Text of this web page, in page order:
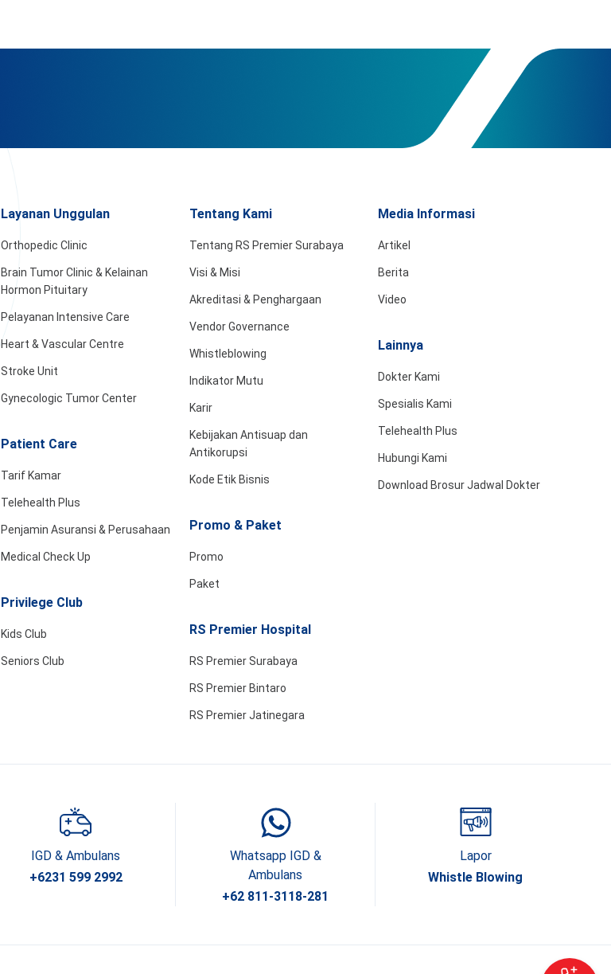
Layanan Unggulan
Orthopedic Clinic
Brain Tumor Clinic & Kelainan
Hormon Pituitary
Pelayanan Intensive Care
Heart & Vascular Centre
Stroke Unit
Gynecologic Tumor Center
Patient Care
Tarif Kamar
Telehealth Plus
Penjamin Asuransi & Perusahaan
Medical Check Up
Privilege Club
Kids Club
Seniors Club
Tentang Kami
Tentang RS Premier Surabaya
Visi & Misi
Akreditasi & Penghargaan
Vendor Governance
Whistleblowing
Indikator Mutu
Karir
Kebijakan Antisuap dan
Antikorupsi
Kode Etik Bisnis
Promo & Paket
Promo
Paket
RS Premier Hospital
RS Premier Surabaya
RS Premier Bintaro
RS Premier Jatinegara
Media Informasi
Artikel
Berita
Video
Lainnya
Dokter Kami
Spesialis Kami
Telehealth Plus
Hubungi Kami
Download Brosur Jadwal Dokter
IGD & Ambulans
+6231 599 2992
Whatsapp IGD &
Ambulans
+62 811-3118-281
Lapor
Whistle Blowing